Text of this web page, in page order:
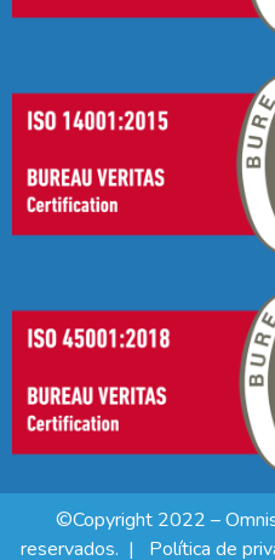
©Copyright 2022 –
reservados. |
Política de